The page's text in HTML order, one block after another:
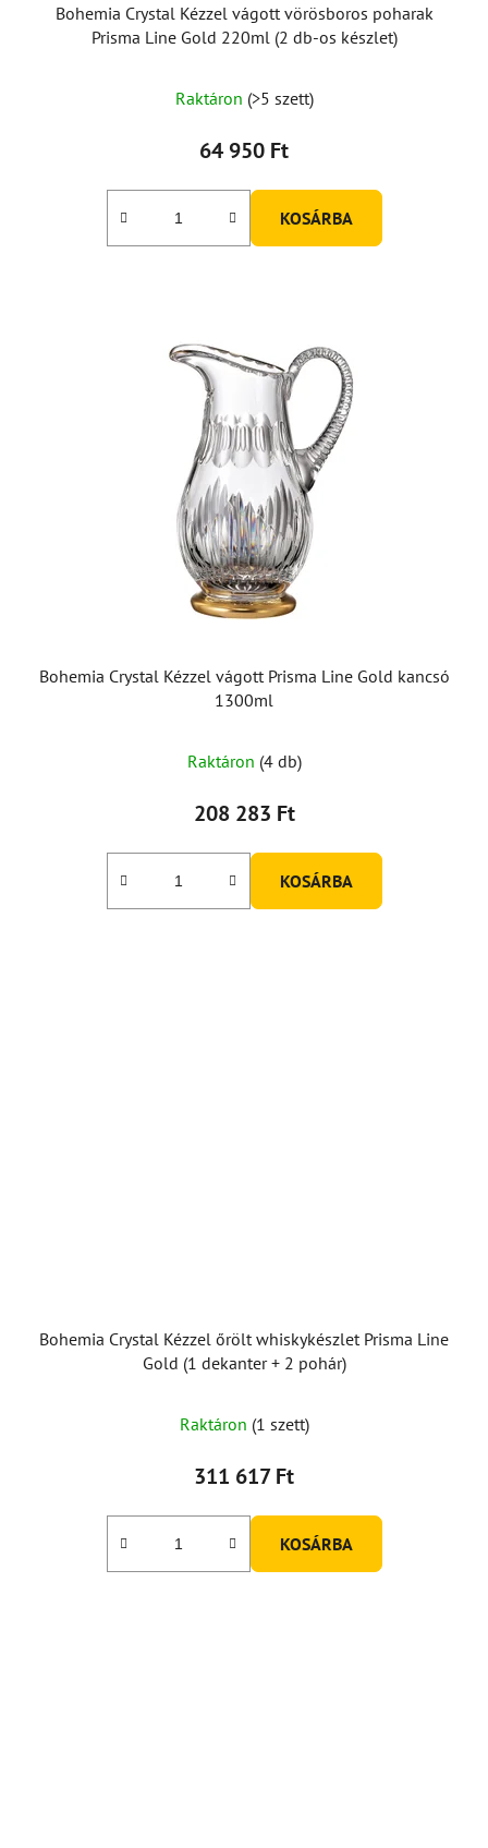
Bohemia Crystal Kézzel vágott vörösboros poharak
Prisma Line Gold 220ml (2 db-os készlet)
Raktáron (>5 szett)
64 950 Ft
KOSÁRBA
Bohemia Crystal Kézzel vágott Prisma Line Gold kancsó
1300ml
Raktáron (4 db)
208 283 Ft
KOSÁRBA
Bohemia Crystal Kézzel őrölt whiskykészlet Prisma Line
Gold (1 dekanter + 2 pohár)
Raktáron (1 szett)
311 617 Ft
KOSÁRBA